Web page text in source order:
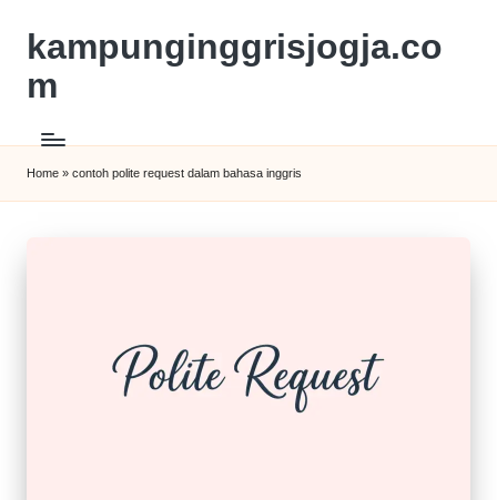
kampunginggrisjogja.co
m
Home » contoh polite request dalam bahasa inggris